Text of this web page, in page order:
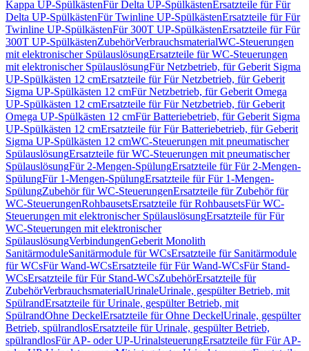
Kappa UP-SpülkästenFür Delta UP-SpülkästenErsatzteile für Für
Delta UP-SpülkästenFür Twinline UP-SpülkästenErsatzteile für Für
Twinline UP-SpülkästenFür 300T UP-SpülkästenErsatzteile für Für
300T UP-SpülkästenZubehörVerbrauchsmaterialWC-Steuerungen
mit elektronischer SpülauslösungErsatzteile für WC-Steuerungen
mit elektronischer SpülauslösungFür Netzbetrieb, für Geberit Sigma
UP-Spülkästen 12 cmErsatzteile für Für Netzbetrieb, für Geberit
Sigma UP-Spülkästen 12 cmFür Netzbetrieb, für Geberit Omega
UP-Spülkästen 12 cmErsatzteile für Für Netzbetrieb, für Geberit
Omega UP-Spülkästen 12 cmFür Batteriebetrieb, für Geberit Sigma
UP-Spülkästen 12 cmErsatzteile für Für Batteriebetrieb, für Geberit
Sigma UP-Spülkästen 12 cmWC-Steuerungen mit pneumatischer
SpülauslösungErsatzteile für WC-Steuerungen mit pneumatischer
SpülauslösungFür 2-Mengen-SpülungErsatzteile für Für 2-Mengen-
SpülungFür 1-Mengen-SpülungErsatzteile für Für 1-Mengen-
SpülungZubehör für WC-SteuerungenErsatzteile für Zubehör für
WC-SteuerungenRohbausetsErsatzteile für RohbausetsFür WC-
Steuerungen mit elektronischer SpülauslösungErsatzteile für Für
WC-Steuerungen mit elektronischer
SpülauslösungVerbindungenGeberit Monolith
SanitärmoduleSanitärmodule für WCsErsatzteile für Sanitärmodule
für WCsFür Wand-WCsErsatzteile für Für Wand-WCsFür Stand-
WCsErsatzteile für Für Stand-WCsZubehörErsatzteile für
ZubehörVerbrauchsmaterialUrinaleUrinale, gespülter Betrieb, mit
SpülrandErsatzteile für Urinale, gespülter Betrieb, mit
SpülrandOhne DeckelErsatzteile für Ohne DeckelUrinale, gespülter
Betrieb, spülrandlosErsatzteile für Urinale, gespülter Betrieb,
spülrandlosFür AP- oder UP-UrinalsteuerungErsatzteile für Für AP-